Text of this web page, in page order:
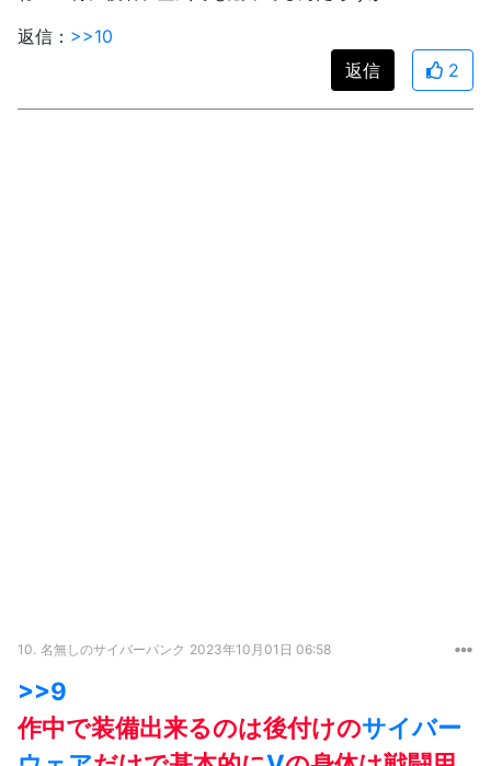
返信： >>10
返信
2
10. 名無しのサイバーパンク 2023年10月01日 06:58
>>9
作中で装備出来るのは後付けのサイバー